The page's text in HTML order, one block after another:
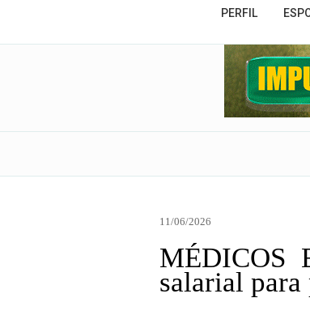
PERFIL
11/06/2026
MÉDICOS
salarial